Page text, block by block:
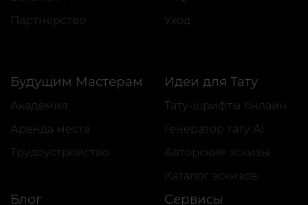
Партнёрство
Уход
Будущим Мастерам
Академия
Аренда места
Трудоустройство
Идеи для Тату
Тату-шрифты онлайн
Генератор тату AI
Авторские эскизы
Каталог эскизов
Блог Сервисы